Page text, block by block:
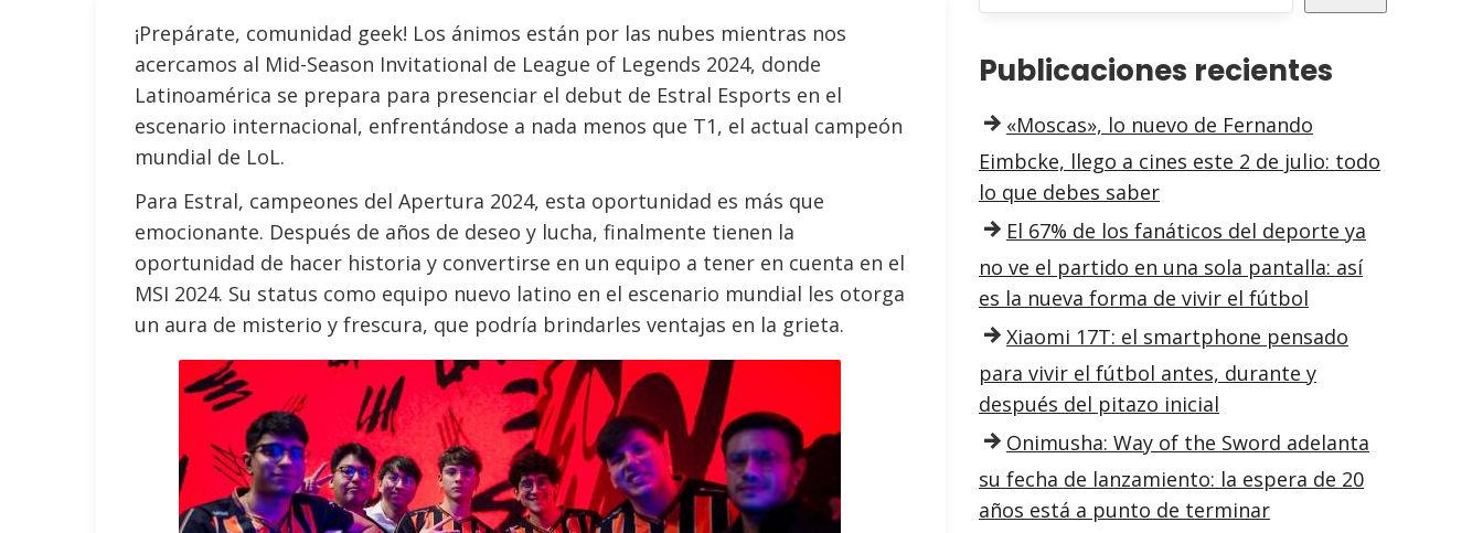
¡Prepárate, comunidad geek! Los ánimos están por las nubes mientras nos
acercamos al Mid-Season Invitational de League of Legends 2024, donde
Latinoamérica se prepara para presenciar el debut de Estral Esports en el
escenario internacional, enfrentándose a nada menos que T1, el actual campeón
mundial de LoL.
Para Estral, campeones del Apertura 2024, esta oportunidad es más que
emocionante. Después de años de deseo y lucha, finalmente tienen la
oportunidad de hacer historia y convertirse en un equipo a tener en cuenta en el
MSI 2024. Su status como equipo nuevo latino en el escenario mundial les otorga
un aura de misterio y frescura, que podría brindarles ventajas en la grieta.
Publicaciones recientes
«Moscas», lo nuevo de Fernando
Eimbcke, llego a cines este 2 de julio: todo
lo que debes saber
El 67% de los fanáticos del deporte ya
no ve el partido en una sola pantalla: así
es la nueva forma de vivir el fútbol
Xiaomi 17T: el smartphone pensado
para vivir el fútbol antes, durante y
después del pitazo inicial
Onimusha: Way of the Sword adelanta
su fecha de lanzamiento: la espera de 20
años está a punto de terminar